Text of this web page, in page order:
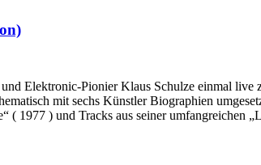
Elektronic-Pionier Klaus Schulze einmal live
mit sechs Künstler Biographien
1977 ) und Tracks aus seiner umfangreichen